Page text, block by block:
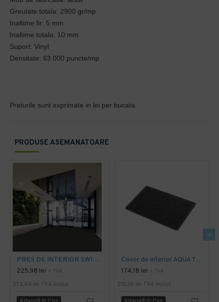
PRODUSE ASEMANATOARE
PRES DE INTERIOR SWISSLON CLASSIC, NOTRAX
225,98 lei + TVA
273,44 lei TVA inclus
Covor de interior AQUA TRAP
174,18 lei + TVA
210,76 lei TVA inclus
Greutate totala: 2900 gr/mp
Inaltime fir: 5 mm
Inaltime totala: 10 mm
Suport: Vinyl
Densitate: 63.000 puncte/mp
Preturile sunt exprimate in lei per bucata.